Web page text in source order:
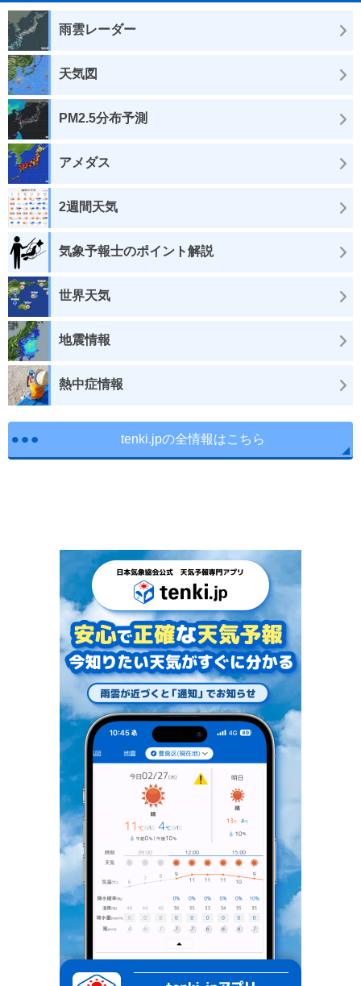
雨雲レーダー
天気図
PM2.5分布予測
アメダス
2週間天気
気象予報士のポイント解説
世界天気
地震情報
熱中症情報
tenki.jpの全情報はこちら